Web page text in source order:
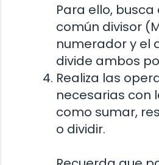
Para ello,
común divisor
numerador y el
divide ambos
Realiza las
necesarias con
como sumar,
o dividir.